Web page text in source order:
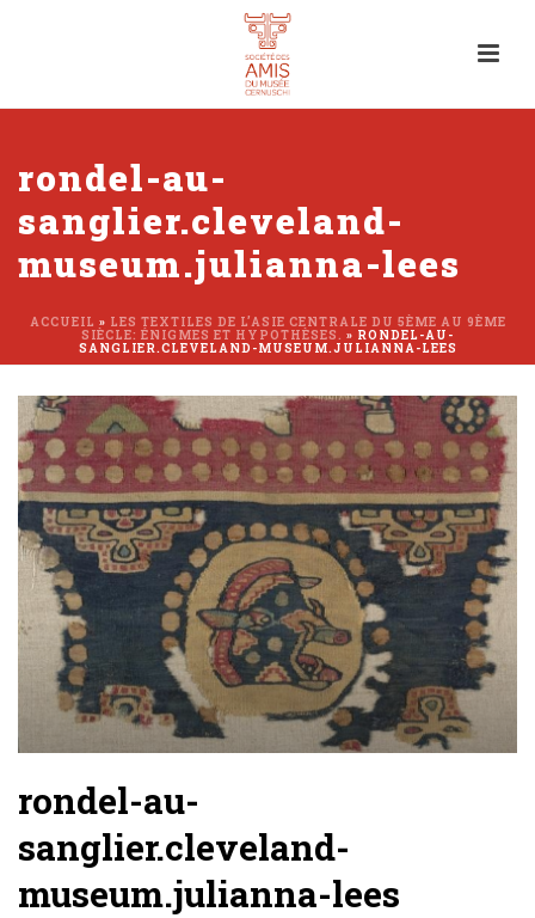
rondel-au-
sanglier.cleveland-
museum.julianna-lees
ACCUEIL » LES TEXTILES DE L’ASIE CENTRALE DU 5ÈME AU 9ÈME
SIÈCLE: ÉNIGMES ET HYPOTHÈSES. » RONDEL-AU-
SANGLIER.CLEVELAND-MUSEUM.JULIANNA-LEES
rondel-au-
sanglier.cleveland-
museum.julianna-lees